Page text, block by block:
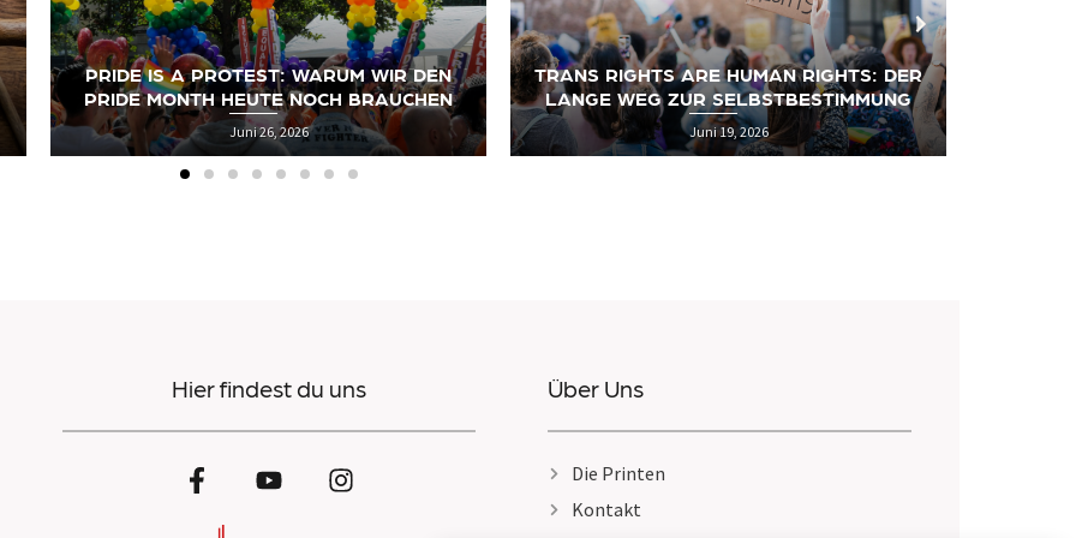
TRANS RIGHTS ARE HUMAN RIGHTS: DER
LANGE WEG ZUR SELBSTBESTIMMUNG
Juni 19, 2026
CSD 2026: SURVIVAL GUIDE & HARD FACTS
Juni 12, 2026
Hier findest du uns Über Uns
Die Printen
Kontakt